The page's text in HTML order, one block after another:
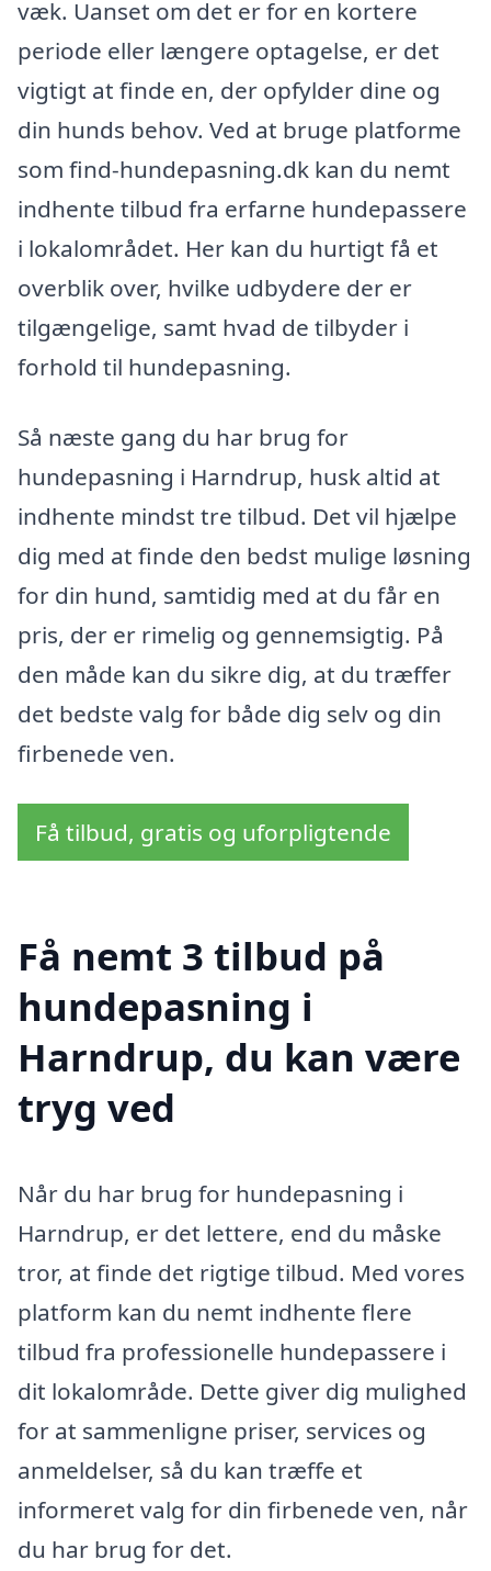
væk. Uanset om det er for en kortere
periode eller længere optagelse, er det
vigtigt at finde en, der opfylder dine og
din hunds behov. Ved at bruge platforme
som find-hundepasning.dk kan du nemt
indhente tilbud fra erfarne hundepassere
i lokalområdet. Her kan du hurtigt få et
overblik over, hvilke udbydere der er
tilgængelige, samt hvad de tilbyder i
forhold til hundepasning.
Så næste gang du har brug for
hundepasning i Harndrup, husk altid at
indhente mindst tre tilbud. Det vil hjælpe
dig med at finde den bedst mulige løsning
for din hund, samtidig med at du får en
pris, der er rimelig og gennemsigtig. På
den måde kan du sikre dig, at du træffer
det bedste valg for både dig selv og din
firbenede ven.
Få tilbud, gratis og uforpligtende
Få nemt 3 tilbud på
hundepasning i
Harndrup, du kan være
tryg ved
Når du har brug for hundepasning i
Harndrup, er det lettere, end du måske
tror, at finde det rigtige tilbud. Med vores
platform kan du nemt indhente flere
tilbud fra professionelle hundepassere i
dit lokalområde. Dette giver dig mulighed
for at sammenligne priser, services og
anmeldelser, så du kan træffe et
informeret valg for din firbenede ven, når
du har brug for det.